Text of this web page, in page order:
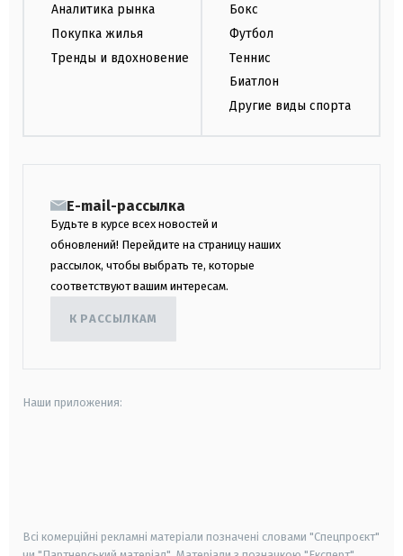
Аналитика рынка
Покупка жилья
Тренды и вдохновение
Бокс
Футбол
Теннис
Биатлон
Другие виды спорта
E-mail-рассылка
Будьте в курсе всех новостей и
обновлений! Перейдите на страницу наших
рассылок, чтобы выбрать те, которые
соответствуют вашим интересам.
К РАССЫЛКАМ
Наши приложения:
Всі комерційні рекламні матеріали позначені словами "Спецпроєкт"